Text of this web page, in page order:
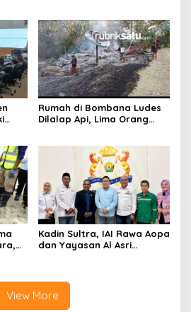
Tadisangka, Siap Kuasai
Lahan Puuwatu
Rumah di Bombana Ludes
Dilalap Api, Lima Orang
Kadin Sultra, IAI Rawa Aopa
dan Yayasan Al Asri
View More